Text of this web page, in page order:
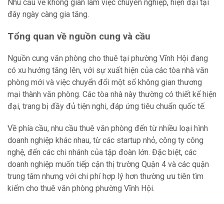
Nhu cầu về không gian làm việc chuyên nghiệp, hiện đại tại
đây ngày càng gia tăng.
Tổng quan về nguồn cung và cầu
Nguồn cung văn phòng cho thuê tại phường Vĩnh Hội đang
có xu hướng tăng lên, với sự xuất hiện của các tòa nhà văn
phòng mới và việc chuyển đổi một số không gian thương
mại thành văn phòng. Các tòa nhà này thường có thiết kế hiện
đại, trang bị đầy đủ tiện nghi, đáp ứng tiêu chuẩn quốc tế.
Về phía cầu, nhu cầu thuê văn phòng đến từ nhiều loại hình
doanh nghiệp khác nhau, từ các startup nhỏ, công ty công
nghệ, đến các chi nhánh của tập đoàn lớn. Đặc biệt, các
doanh nghiệp muốn tiếp cận thị trường Quận 4 và các quận
trung tâm nhưng với chi phí hợp lý hơn thường ưu tiên tìm
kiếm cho thuê văn phòng phường Vĩnh Hội.